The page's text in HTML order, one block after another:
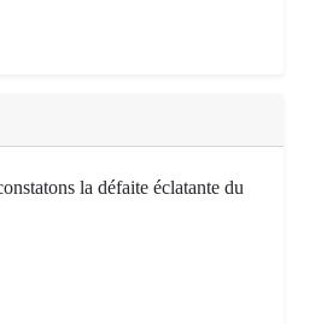
la défaite éclatante du